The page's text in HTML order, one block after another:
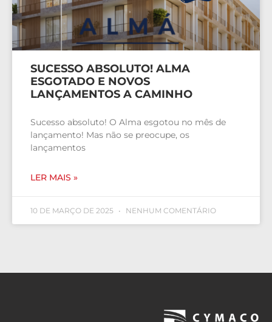
SUCESSO ABSOLUTO! ALMA
ESGOTADO E NOVOS
LANÇAMENTOS A CAMINHO
Sucesso absoluto! O Alma esgotou no mês de
lançamento! Mas não se preocupe, os
lançamentos
LER MAIS »
10 DE MARÇO DE 2025 NENHUM COMENTÁRIO